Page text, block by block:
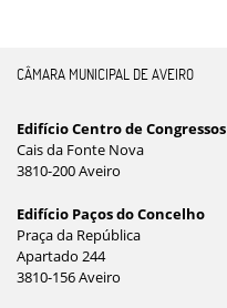
CÂMARA MUNICIPAL DE AVEIRO
Edifício Centro de Congressos
Cais da Fonte Nova
3810-200 Aveiro
Edifício Paços do Concelho
Praça da República
Apartado 244
3810-156 Aveiro